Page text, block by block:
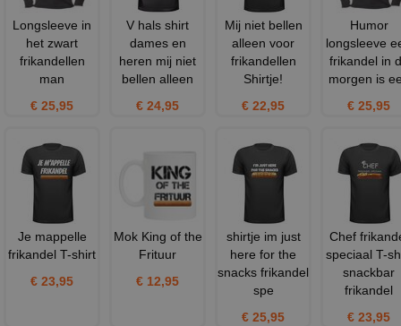
Longsleeve in
het zwart
frikandellen
man
€ 25,95
V hals shirt
dames en
heren mij niet
bellen alleen
€ 24,95
Mij niet bellen
alleen voor
frikandellen
Shirtje!
€ 22,95
Humor
longsleeve
frikandel in
morgen is
€ 25,95
Je mappelle
frikandel T-shirt
€ 23,95
Mok King of the
Frituur
€ 12,95
shirtje im just
here for the
snacks frikandel
spe
€ 25,95
Chef
speciaal T-
snackbar
frikandel
€ 23,95